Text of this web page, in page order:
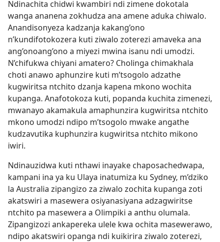
Ndinachita chidwi kwambiri ndi zimene dokotala
wanga ananena zokhudza ana amene aduka chiwalo.
Anandisonyeza kadzanja kakang’ono
n’kundifotokozera kuti ziwalo zoterezi amaveka ana
ang’onoang’ono a miyezi mwina isanu ndi umodzi.
N’chifukwa chiyani amatero? Cholinga chimakhala
choti anawo aphunzire kuti m’tsogolo adzathe
kugwiritsa ntchito dzanja kapena mkono wochita
kupanga. Anafotokoza kuti, popanda kuchita zimenezi,
mwanayo akamakula amaphunzira kugwiritsa ntchito
mkono umodzi ndipo m’tsogolo mwake angathe
kudzavutika kuphunzira kugwiritsa ntchito mikono
iwiri.
Ndinauzidwa kuti nthawi inayake chaposachedwapa,
kampani ina ya ku Ulaya inatumiza ku Sydney, m’dziko
la Australia zipangizo za ziwalo zochita kupanga zoti
akatswiri a masewera osiyanasiyana adzagwiritse
ntchito pa masewera a Olimpiki a anthu olumala.
Zipangizozi ankapereka ulele kwa ochita masewerawo,
ndipo akatswiri opanga ndi kuikirira ziwalo zoterezi,